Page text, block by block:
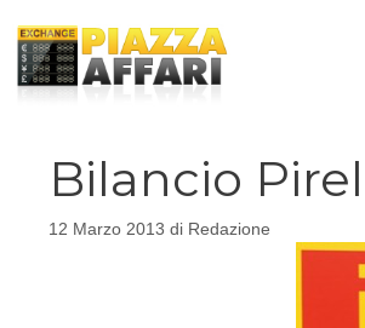
contenuto
Bilancio
12 Marzo 2013 di Redazione